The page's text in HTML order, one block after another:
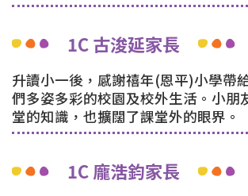
1C 古浚延家長
升讀小一後，感謝禧年(恩平)小學帶
們多姿多彩的校園及校外生活。小朋
堂的知識，也擴闊了課堂外的眼界。
1C 龐浩鈞家長